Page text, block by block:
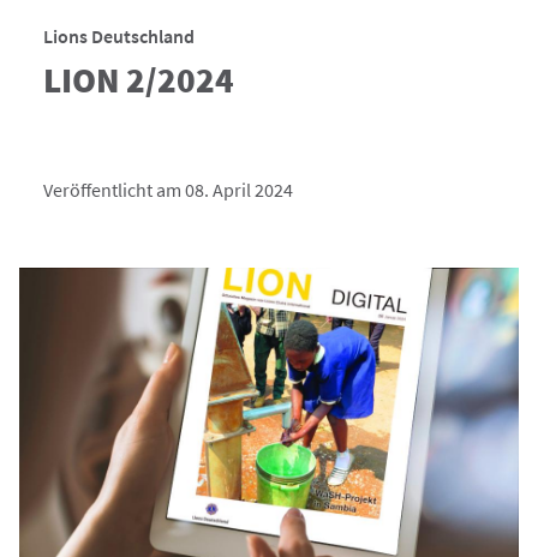
Lions Deutschland
LION 2/2024
Veröffentlicht am 08. April 2024